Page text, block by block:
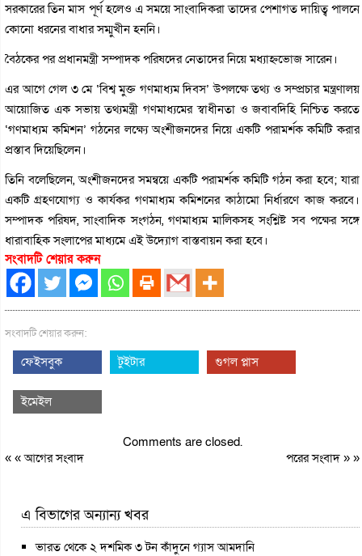
সরকারের তিন মাস পূর্ণ হলেও এ সময়ে সাংবাদিকরা তাদের পেশাগত দায়িত্ব পালনে
কোনো ধরনের বাধার সম্মুখীন হননি।
বৈঠকের পর প্রধানমন্ত্রী সম্পাদক পরিষদের নেতাদের নিয়ে মধ্যাহ্নভোজ সারেন।
এর আগে গেল ৩ মে ‘বিশ্ব মুক্ত গণমাধ্যম দিবস’ উপলক্ষে তথ্য ও সম্প্রচার মন্ত্রণালয়
আয়োজিত এক সভায় তথ্যমন্ত্রী গণমাধ্যমের স্বাধীনতা ও জবাবদিহি নিশ্চিত করতে
‘গণমাধ্যম কমিশন’ গঠনের লক্ষ্যে অংশীজনদের নিয়ে একটি পরামর্শক কমিটি করার
প্রস্তাব দিয়েছিলেন।
তিনি বলেছিলেন, অংশীজনদের সমন্বয়ে একটি পরামর্শক কমিটি গঠন করা হবে; যারা
একটি গ্রহণযোগ্য ও কার্যকর গণমাধ্যম কমিশনের কাঠামো নির্ধারণে কাজ করবে।
সম্পাদক পরিষদ, সাংবাদিক সংগঠন, গণমাধ্যম মালিকসহ সংশ্লিষ্ট সব পক্ষের সঙ্গে
ধারাবাহিক সংলাপের মাধ্যমে এই উদ্যোগ বাস্তবায়ন করা হবে।
সংবাদটি শেয়ার করুন
সংবাদটি শেয়ার করুন:
ফেইসবুক টুইটার গুগল প্লাস
ইমেইল
Comments are closed.
« «আগের সংবাদ পরের সংবাদ» »
এ বিভাগের অন্যান্য খবর
ভারত থেকে ২ দশমিক ৩ টন কাঁদুনে গ্যাস আমদানি